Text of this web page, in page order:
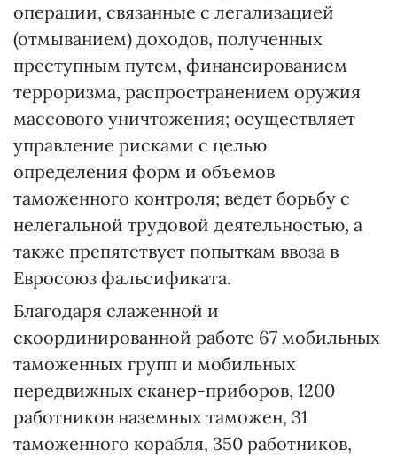
операции, связанные с легализацией
(отмыванием) доходов, полученных
преступным путем, финансированием
терроризма, распространением оружия
массового уничтожения; осуществляет
управление рисками с целью
определения форм и объемов
таможенного контроля; ведет борьбу с
нелегальной трудовой деятельностью, а
также препятствует попыткам ввоза в
Евросоюз фальсификата.
Благодаря слаженной и
скоординированной работе 67 мобильных
таможенных групп и мобильных
передвижных сканер-приборов, 1200
работников наземных таможен, 31
таможенного корабля, 350 работников,